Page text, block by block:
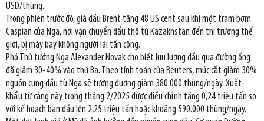
USD/thùng.
Trong phiên trước đó, giá dầu Brent tăng 48 US cent sau khi một trạm bơm
Caspian của Nga, nơi vận chuyển dầu thô từ Kazakhstan đến thị trường thế
giới, bị máy bay không người lái tấn công.
Phó Thủ tướng Nga Alexander Novak cho biết lưu lượng dầu qua đường ống
đã giảm 30-40% vào thứ Ba. Theo tính toán của Reuters, mức cắt giảm 30%
nguồn cung dầu từ Nga sẽ tương đương giảm 380.000 thùng/ngày. Xuất
khẩu từ cảng này trong tháng 2/2025 được điều chỉnh tăng 0,24 triệu tấn so
với kế hoạch ban đầu lên 2,25 triệu tấn hoặc khoảng 590.000 thùng/ngày.